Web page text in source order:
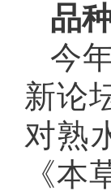
品
今
新论
对熟
《